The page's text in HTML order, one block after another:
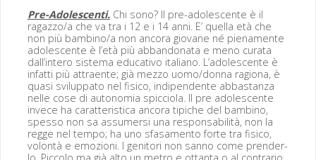
Pre-Ado­les­cen­ti.Chi sono? Il pre-ado­les­cente è il
ragazzo/a che va tra i 12 e i 14 anni. E’ quel­la età che
non più bambino/a non anco­ra gio­vane né pien­amente
ado­les­cente è l’età più abban­do­na­ta e meno cura­ta
dall’intero sis­tema educa­ti­vo ital­iano. L’adolescente è
infat­ti più attraente; già mez­zo uomo/donna ragiona, è
qua­si svilup­pa­to nel fisi­co, indipen­dente abbas­tan­za
nelle cose di autono­mia spic­ci­o­la. Il pre ado­les­cente
invece ha carat­ter­is­ti­ca anco­ra tipiche del bam­bi­no,
spes­so non sa assumer­si una respon­s­abil­ità, non la
regge nel tem­po; ha uno sfasa­men­to forte tra fisi­co,
volon­tà e emozioni. I gen­i­tori non san­no come pren­der­